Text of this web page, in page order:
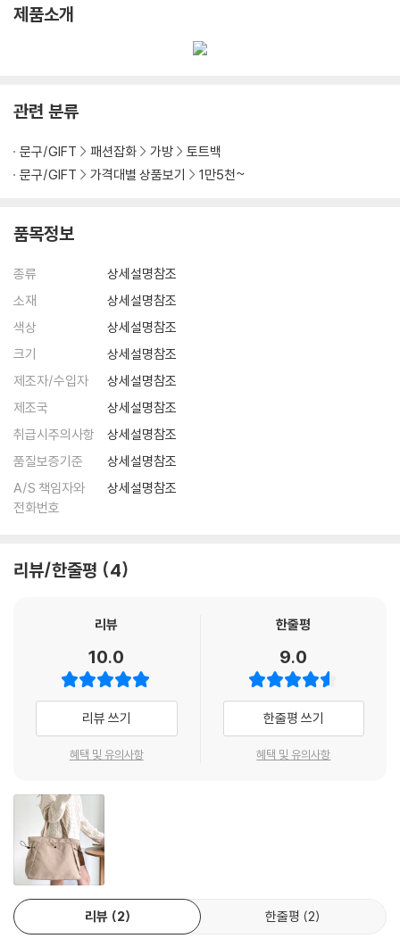
제품소개
관련 분류
문구/GIFT 패션잡화 가방
토트백
문구/GIFT
가격대별 상품보기 1만5천~
품목정보
종류
상세설명참조
소재
상세설명참조
색상
상세설명참조
크기
상세설명참조
제조자/수입자
상세설명참조
제조국
상세설명참조
취급시주의사항
상세설명참조
품질보증기준
상세설명참조
A/S 책임자와
전화번호
상세설명참조
리뷰/한줄평 4
리뷰
10.0
리뷰 쓰기
혜택 및 유의사항
한줄평
9.0
한줄평 쓰기
혜택 및 유의사항
리뷰 2 한줄평 2